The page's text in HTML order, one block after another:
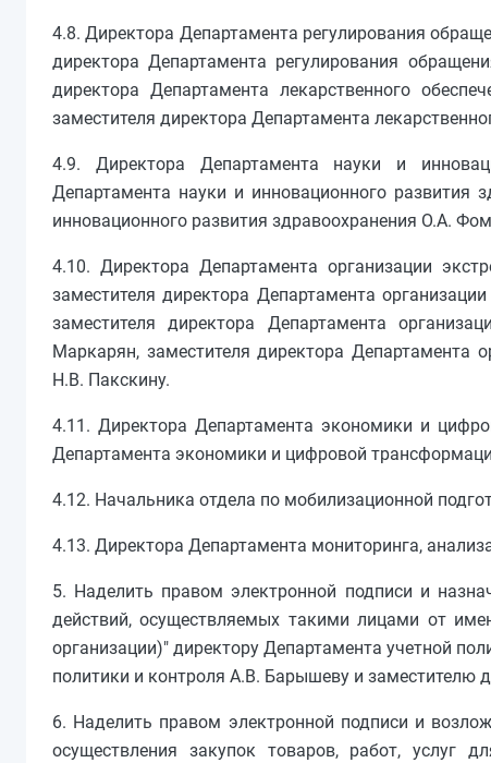
4.8. Директора Департамента регулирования
директора Департамента регулирования
директора Департамента лекарственного
заместителя директора Департамента
4.9. Директора Департамента науки и
Департамента науки и инновационного развития
инновационного развития здравоохранения О.А.
4.10. Директора Департамента организации
заместителя директора Департамента
заместителя директора Департамента
Маркарян, заместителя директора
Н.В. Пакскину.
4.11. Директора Департамента экономики и
Департамента экономики и цифровой
4.12. Начальника отдела по мобилизационной
4.13. Директора Департамента мониторинга,
5. Наделить правом электронной подписи и
действий, осуществляемых такими лицами от
организации)" директору Департамента учетной
политики и контроля А.В. Барышеву и заместителю
6. Наделить правом электронной подписи и
осуществления закупок товаров, работ, услуг